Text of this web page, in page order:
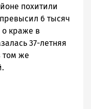
похитили
6 тысяч
краже в
37-летняя
том же